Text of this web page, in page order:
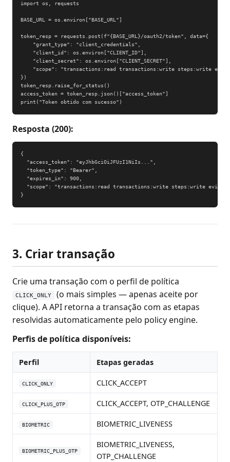
import os, requests
BASE_URL = os.environ["BASE_URL"]
token_resp = requests.post(f"{BASE_URL}/oauth2/token", data={
    "grant_type": "client_credentials",
    "client_id": os.environ["CLIENT_ID"],
    "client_secret": os.environ["CLIENT_SECRET"],
"scope": "transactions:read transactions:write steps:write
})
token_resp.raise_for_status()
access_token = token_resp.json()["access_token"]
print("Token obtido com sucesso")
Resposta (200):
{
  "access_token": "eyJhbGciOiJFUzI1NiIs...",
  "token_type": "Bearer",
  "expires_in": 900,
"scope": "transactions:read transactions:write steps:write
}
3. Criar transação
Crie uma transação com o perfil de política
CLICK_ONLY
(o mais simples — apenas aceite por
clique). A API retorna a transação com as etapas
resolvidas automaticamente pelo policy engine.
Perfis de política disponíveis:
Perfil Etapas geradas
CLICK_ONLY CLICK_ACCEPT
CLICK_PLUS_OTP CLICK_ACCEPT, OTP_CHALLENGE
BIOMETRIC BIOMETRIC_LIVENESS
BIOMETRIC_PLUS_OTP
BIOMETRIC_LIVENESS,
OTP_CHALLENGE